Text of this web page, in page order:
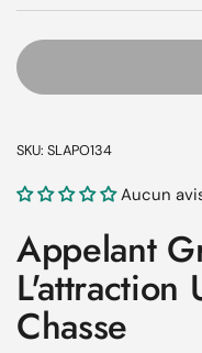
SKU: SLAPO134
Aucun
Appelant
L'attraction
Chasse